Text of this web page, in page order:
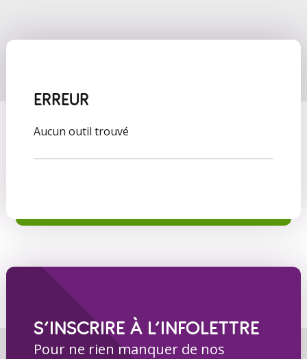
ERREUR
Aucun outil trouvé
S’INSCRIRE À L’INFOLETTRE
Pour ne rien manquer de nos